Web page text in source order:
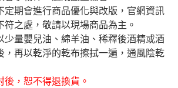
定期會進行商品優化與改版，官網資訊
符之處，敬請以現場商品為主。
少量嬰兒油、綿羊油、稀釋後酒精或酒
，再以乾淨的乾布擦拭一遍，通風陰乾
，恕不得退換貨。